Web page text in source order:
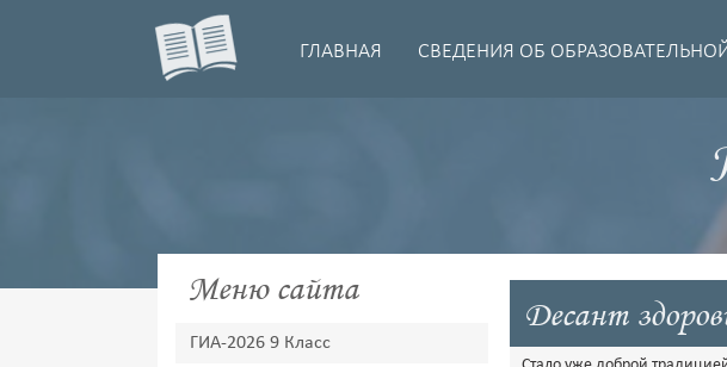
ГЛАВНАЯ СВЕДЕНИЯ ОБ
Меню сайта
ГИА-2026 9 Класс
Десант